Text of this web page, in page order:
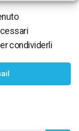
condividerli